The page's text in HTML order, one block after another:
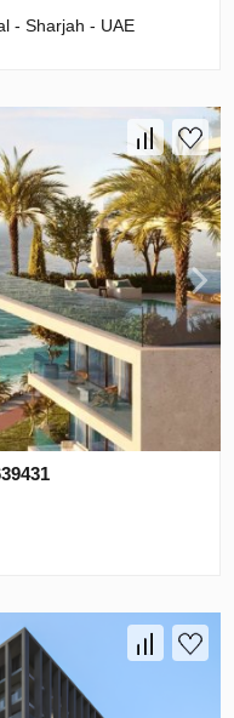
- Sharjah - UAE